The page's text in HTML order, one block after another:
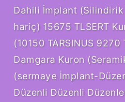
Dahili İmplant
hariç) 15675 TLSERT
(10150 TARSINUS
Damgara Kuron
(sermaye İmplant-
Düzenli Düzenli